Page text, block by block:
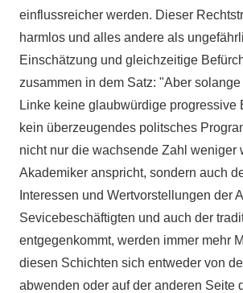
einflussreicher werden. Dieser
harmlos und alles andere als
Einschätzung und gleichzeitige
zusammen in dem Satz: "Aber
Linke keine glaubwürdige progressive
kein überzeugendes politsches
nicht nur die wachsende Zahl weniger
Akademiker anspricht, sondern auch
Interessen und Wertvorstellungen der
Sevicebeschäftigten und auch der
entgegenkommt, werden immer mehr
diesen Schichten sich entweder von
abwenden oder auf der anderen Seite